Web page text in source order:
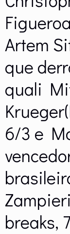
Artem
que
quali
6/3 e
breaks,